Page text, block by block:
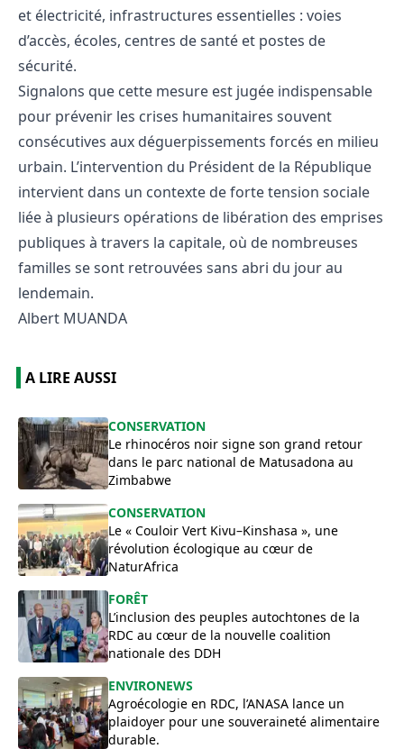
et électricité, infrastructures essentielles : voies
d’accès, écoles, centres de santé et postes de
sécurité.
Signalons que cette mesure est jugée indispensable
pour prévenir les crises humanitaires souvent
consécutives aux déguerpissements forcés en milieu
urbain. L’intervention du Président de la République
intervient dans un contexte de forte tension sociale
liée à plusieurs opérations de libération des emprises
publiques à travers la capitale, où de nombreuses
familles se sont retrouvées sans abri du jour au
lendemain.
Albert MUANDA
A LIRE AUSSI
​CONSERVATION
Le rhinocéros noir signe son grand retour
dans le parc national de Matusadona au
Zimbabwe
CONSERVATION
Le « Couloir Vert Kivu–Kinshasa », une
révolution écologique au cœur de
NaturAfrica
FORÊT
L’inclusion des peuples autochtones de la
RDC au cœur de la nouvelle coalition
nationale des DDH
ENVIRONEWS
Agroécologie en RDC, l’ANASA lance un
plaidoyer pour une souveraineté alimentaire
durable.